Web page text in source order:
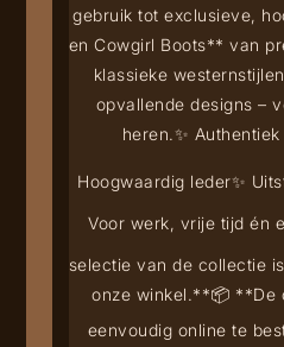
gebruik tot exclusieve,
en Cowgirl Boots** van
klassieke
opvallende designs –
heren.✨
Hoogwaardig leder✨
Voor werk, vrije tijd én
selectie van de collectie
onze winkel.**📦 **De
eenvoudig online te